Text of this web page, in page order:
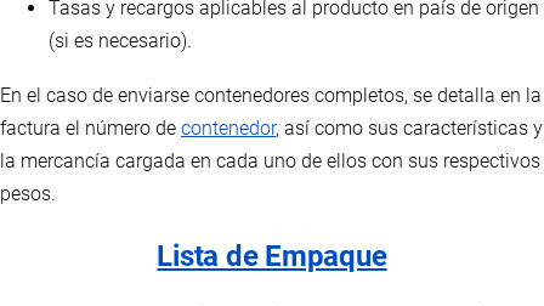
Tasas y recargos aplicables al producto en país de origen
(si es necesario).
En el caso de enviarse contenedores completos, se detalla en la
factura el número de contenedor, así como sus características y
la mercancía cargada en cada uno de ellos con sus respectivos
pesos.
Lista de Empaque